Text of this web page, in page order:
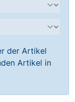
der Artikel
Artikel in